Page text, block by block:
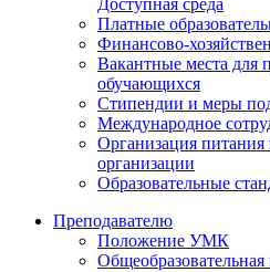
Доступная среда
Платные
Финансово-
Вакантные места для
обучающихся
Стипендии и меры
Международное
Организация питания
организации
Образовательные
Преподавателю
Положение УМК